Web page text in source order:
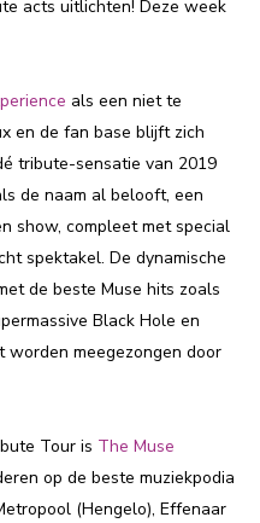
acts uitlichten! Deze week
als een niet te
en de fan base blijft zich
tribute-sensatie van 2019
de naam al belooft, een
show, compleet met special
spektakel. De dynamische
de beste Muse hits zoals
Black Hole en
meegezongen door
Tour is The Muse
op de beste muziekpodia
(Hengelo), Effenaar